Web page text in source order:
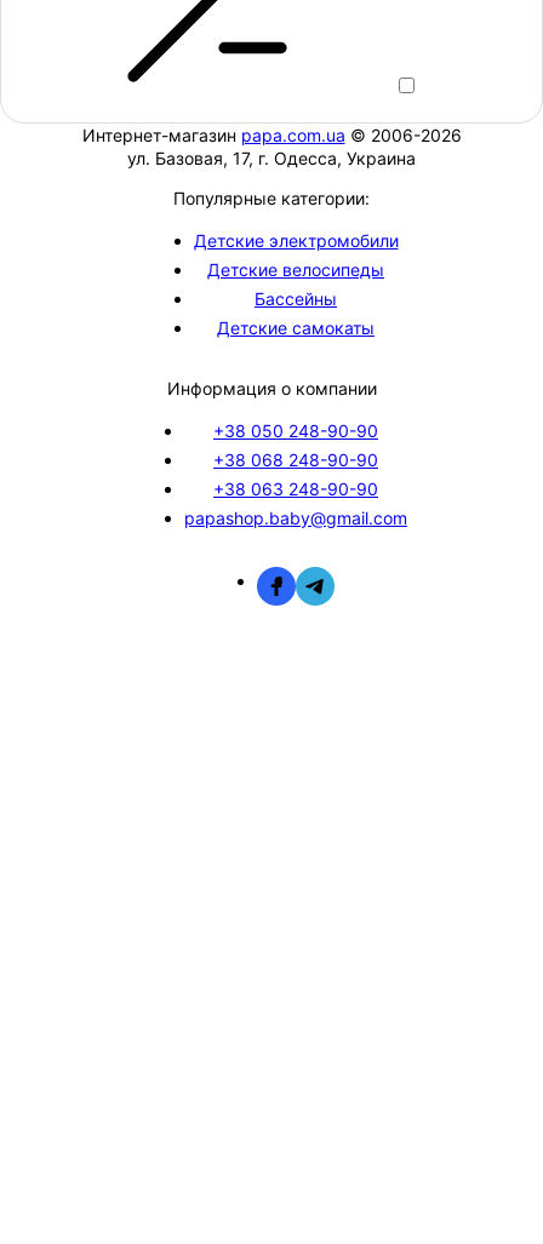
Интернет-магазин papa.com.ua © 2006-2026
ул. Базовая, 17, г. Одесса, Украина
Популярные категории:
Детские электромобили
Детские велосипеды
Бассейны
Детские самокаты
Информация о компании
+38 050 248-90-90
+38 068 248-90-90
+38 063 248-90-90
papashop.baby@gmail.com